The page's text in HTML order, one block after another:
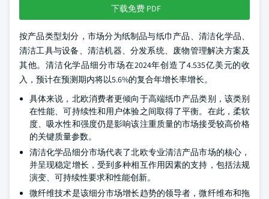
下载免费 PDF
按产品类型划分，市场分为纸制品与纸巾产品、清洁化学品、
清洁工具与设备、清洁机器、分发系统、废物管理解决方案及
其他。清洁化学品细分市场在2024年创造了4.535亿美元的收
入，预计在预测期内将以5.6%的复合年增长率增长。
具体来说，北欧消费者更倾向于高端纸巾产品类别，该类别
在性能、可持续性和用户体验之间取得了平衡。在此，柔软
度、吸水性和强度仍是影响该注重质量的市场接受较高价格
的关键质量参数。
清洁化学品细分市场代表了北欧专业清洁产品市场的核心，
并呈现稳定增长，受到多种相互作用因素的支持，包括法规
演变、可持续性要求和性能创新。
微纤维技术是该细分市场增长趋势的领导者，微纤维布和拖